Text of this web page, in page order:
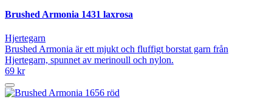
Brushed Armonia 1431 laxrosa
Hjertegarn
Brushed Armonia är ett mjukt och fluffigt borstat garn från
Hjertegarn, spunnet av merinoull och nylon.
69 kr